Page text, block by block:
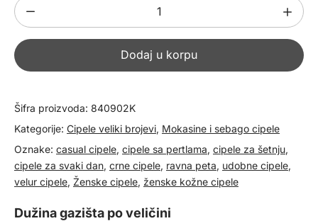
Ženske
kožne
sebago
cipele
količina
Dodaj u korpu
Šifra proizvoda: 840902K
Kategorije: Cipele veliki brojevi, Mokasine i sebago cipele
Oznake: casual cipele, cipele sa pertlama, cipele za šetnju,
cipele za svaki dan, crne cipele, ravna peta, udobne cipele,
velur cipele, Ženske cipele, ženske kožne cipele
Dužina gazišta po veličini